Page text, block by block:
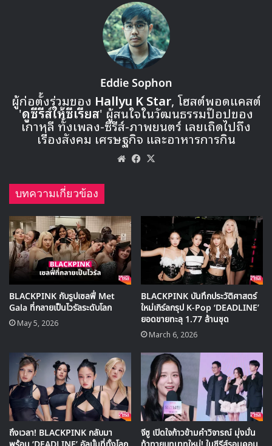
Toxic Till The End – เพลงใหม่ที่น่า
อีกหนึ่งเพลงที่แฟน ๆ ตั้งตารอในอัลบั้มคือ ‘toxic till the
end’ ซึ่งโรเซ่ตั้งใจจะถ่ายทอดอารมณ์ผ่านจังหวะและเนื้อเพลงที่
เข้มข้น ซิงเกิลนี้ยังถูกวางไว้เป็นเพลงไฮไลต์ของอัลบั้ม เป็นหนึ่ง
ในเพลงที่แฟน ๆ คาดหวังว่าจะสะท้อนมุมมองด้านความรักและ
ความสัมพันธ์ที่ลึกซึ้ง
🎙GYUBIN ปลื้มเมืองไทยขนาดไหน? ถึงกลับมาถ่าย
MV เพลงใหม่ LIKE U 100 ที่กรุงเทพ
▶ คลิกดูสัมภาษณ์พิเศษ
Eddie Sophon
ผู้ก่อตั้งร่วมของ Hallyu K Star, โฮสต์พอดแคสต์
'ดูซีรีส์ให้ซีเรียส' ผู้สนใจในวัฒนธรรมป๊อปของ
เกาหลี ทั้งเพลง-ซีรีส์-ภาพยนตร์ เลยเถิดไปถึง
เรื่องสังคม เศรษฐกิจ และอาหารการกิน
WebsiteFacebook
บทความเกี่ยวข้อง
BLACKPINK กับรูปเซลฟี่ Met
Gala ที่กลายเป็นไวรัลระดับโลก
May 5, 2026
BLACKPINK บันทึกประวัติศาสตร์
ใหม่เกิร์ลกรุป K-Pop ‘DEADLINE’
ยอดขายทะลุ 1.77 ล้านชุด
March 6, 2026
ถึงเวลา! BLACKPINK กลับมา
จีซู เปิดใจก้าวข้ามคำวิจารณ์ มุ่งมั่น